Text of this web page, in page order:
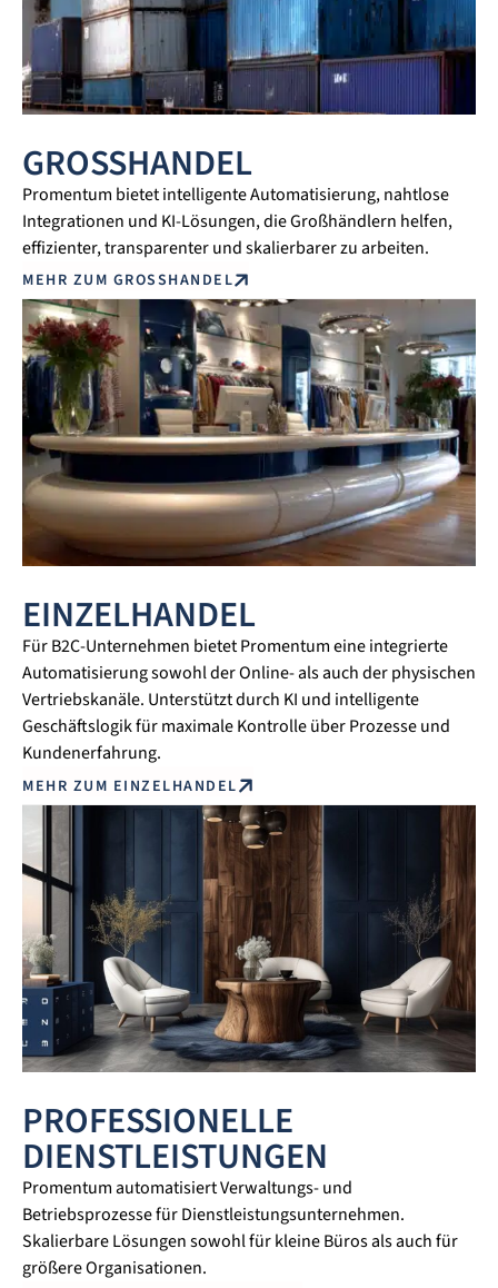
GROSSHANDEL
Promentum bietet intelligente Automatisierung, nahtlose
Integrationen und KI-Lösungen, die Großhändlern helfen,
effizienter, transparenter und skalierbarer zu arbeiten.
MEHR ZUM GROSSHANDEL
EINZELHANDEL
Für B2C-Unternehmen bietet Promentum eine integrierte
Automatisierung sowohl der Online- als auch der physischen
Vertriebskanäle. Unterstützt durch KI und intelligente
Geschäftslogik für maximale Kontrolle über Prozesse und
Kundenerfahrung.
MEHR ZUM EINZELHANDEL
PROFESSIONELLE
DIENSTLEISTUNGEN
Promentum automatisiert Verwaltungs- und
Betriebsprozesse für Dienstleistungsunternehmen.
Skalierbare Lösungen sowohl für kleine Büros als auch für
größere Organisationen.